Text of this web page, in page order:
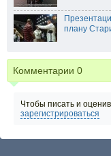
плану
Комментарии 0
Чтобы писать и
зарегистрироваться